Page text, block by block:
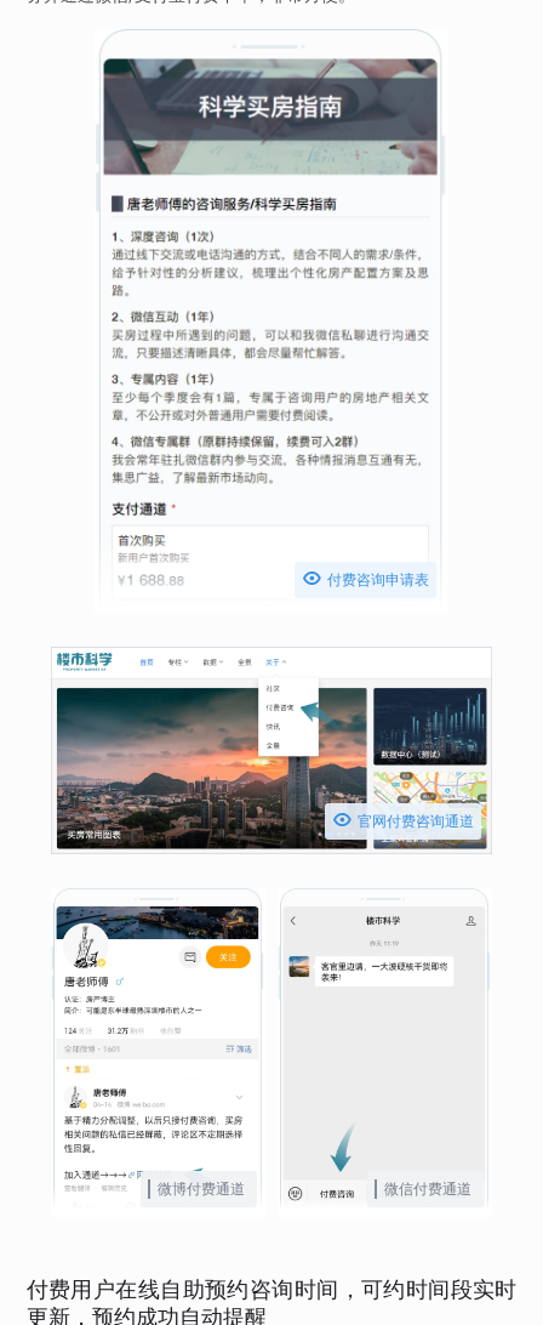
 付费咨询申请表
 官网付费咨询通道
微博付费通道 微信付费通道
付费用户在线自助预约咨询时间，可约时间段实时
更新，预约成功自动提醒